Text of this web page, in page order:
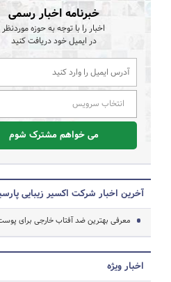
خبرنامه اخبار رسمی
اخبار را با توجه به حوزه موردنظر
در ایمیل خود دریافت کنید
انتخاب سرویس
می خواهم مشترک شوم
آخرین اخبار شرکت اکسیر زیبایی
معرفی بهترین ضد آفتاب خارجی برای
اخبار ویژه